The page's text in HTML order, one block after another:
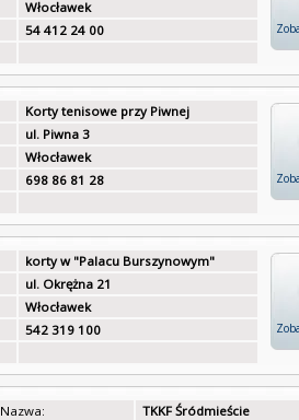
Włocławek
54 412 24 00
Korty tenisowe przy Piwnej
ul. Piwna 3
Włocławek
698 86 81 28
korty w "Palacu Burszynowym"
ul. Okrężna 21
Włocławek
542 319 100
Nazwa:
TKKF Śródmieście